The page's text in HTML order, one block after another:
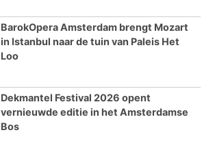
BarokOpera Amsterdam brengt Mozart
in Istanbul naar de tuin van Paleis Het
Loo
Dekmantel Festival 2026 opent
vernieuwde editie in het Amsterdamse
Bos